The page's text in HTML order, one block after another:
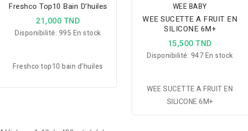
Freshco Top10 Bain D’huiles
21,000 TND
Disponibilité: 995 En stock
Freshco top10 bain d’huiles
WEE BABY
WEE SUCETTE A FRUIT EN
SILICONE 6M+
15,500 TND
Disponibilité: 947 En stock
WEE SUCETTE A FRUIT EN
SILICONE 6M+